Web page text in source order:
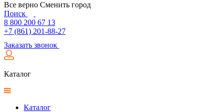
Все верно Сменить город
Поиск
8 800 200 67 13
+7 (861) 201-88-27
Заказать звонок
Каталог
Каталог